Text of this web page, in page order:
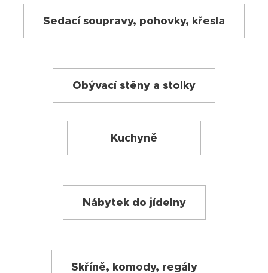
Sedací soupravy, pohovky, křesla
Obývací stěny a stolky
Kuchyně
Nábytek do jídelny
Skříně, komody, regály